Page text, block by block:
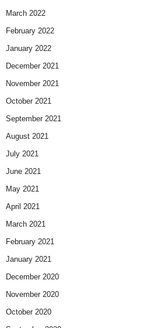
March 2022
February 2022
January 2022
December 2021
November 2021
October 2021
September 2021
August 2021
July 2021
June 2021
May 2021
April 2021
March 2021
February 2021
January 2021
December 2020
November 2020
October 2020